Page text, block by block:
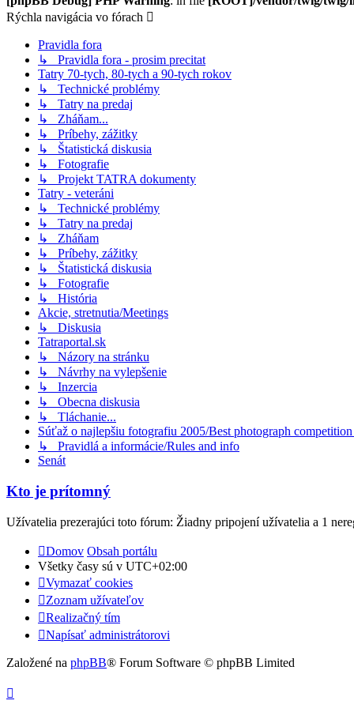
Rýchla navigácia vo fórach
Pravidla fora
↳ Pravidla fora - prosim precitat
Tatry 70-tych, 80-tych a 90-tych rokov
↳ Technické problémy
↳ Tatry na predaj
↳ Zháňam...
↳ Príbehy, zážitky
↳ Štatistická diskusia
↳ Fotografie
↳ Projekt TATRA dokumenty
Tatry - veteráni
↳ Technické problémy
↳ Tatry na predaj
↳ Zháňam
↳ Príbehy, zážitky
↳ Štatistická diskusia
↳ Fotografie
↳ História
Akcie, stretnutia/Meetings
↳ Diskusia
Tatraportal.sk
↳ Názory na stránku
↳ Návrhy na vylepšenie
↳ Inzercia
↳ Obecna diskusia
↳ Tláchanie...
Súťaž o najlepšiu fotografiu 2005/Best photograph
↳ Pravidlá a informácie/Rules and info
Senát
Kto je prítomný
Užívatelia prezerajúci toto fórum: Žiadny pripojení užívatelia a 1
Domov Obsah portálu
Všetky časy sú v UTC+02:00
Vymazať cookies
Zoznam užívateľov
Realizačný tím
Napísať administrátorovi
Založené na phpBB® Forum Software © phpBB Limited